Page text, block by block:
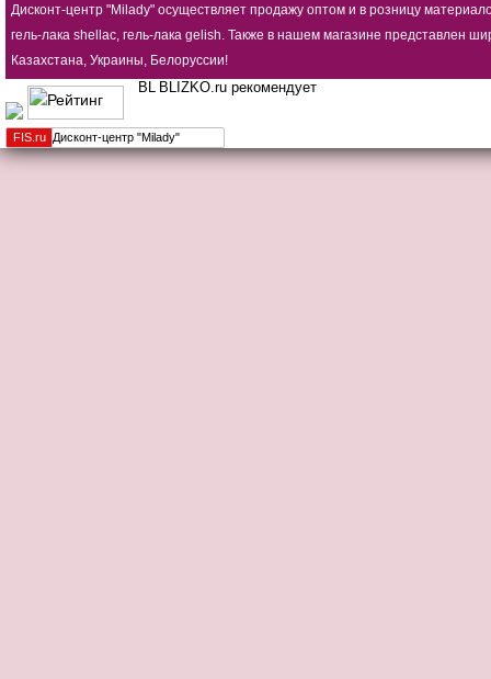
Дисконт-центр "Milady" осуществляет продажу оптом и в розницу
гель-лака shellac, гель-лака gelish. Также в нашем магазине представлен
Казахстана, Украины, Белоруссии!
BLIZKO.ru рекомендует
FIS. ru Дисконт-центр "Milady"